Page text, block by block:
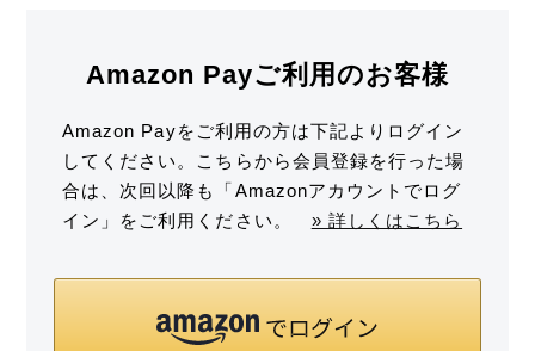
Amazon Payご利用のお客様
Amazon Payをご利用の方は下記よりログイン
してください。こちらから会員登録を行った場
合は、次回以降も「Amazonアカウントでログ
イン」をご利用ください。 » 詳しくはこちら